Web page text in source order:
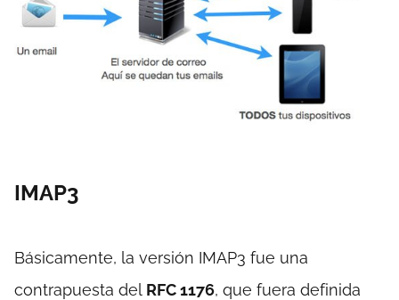
IMAP3
Básicamente, la versión IMAP3 fue una
contrapuesta del RFC 1176, que fuera definida